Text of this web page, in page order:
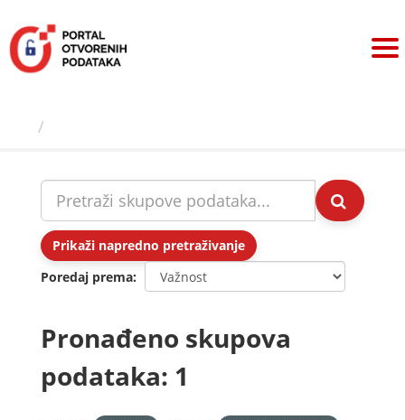
sadržaj
Prikaži napredno pretraživanje
Poredaj prema
Pronađeno skupova
podataka: 1